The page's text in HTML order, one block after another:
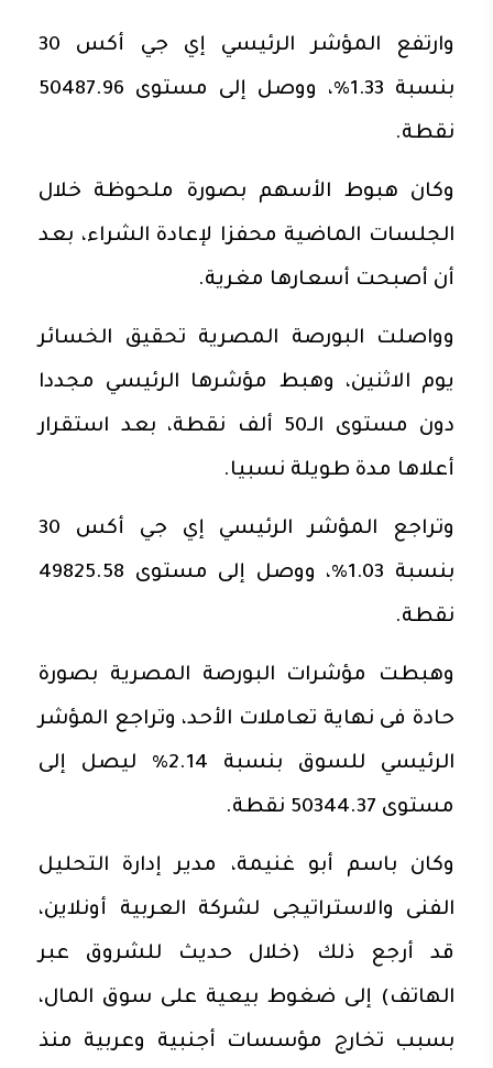
وارتفع المؤشر الرئيسي إي جي أكس 30
بنسبة 1.33%، ووصل إلى مستوى 50487.96
نقطة.
وكان هبوط الأسهم بصورة ملحوظة خلال
الجلسات الماضية محفزا لإعادة الشراء، بعد
أن أصبحت أسعارها مغرية.
وواصلت البورصة المصرية تحقيق الخسائر
يوم الاثنين، وهبط مؤشرها الرئيسي مجددا
دون مستوى الـ50 ألف نقطة، بعد استقرار
أعلاها مدة طويلة نسبيا.
وتراجع المؤشر الرئيسي إي جي أكس 30
بنسبة 1.03%، ووصل إلى مستوى 49825.58
نقطة.
وهبطت مؤشرات البورصة المصرية بصورة
حادة فى نهاية تعاملات الأحد، وتراجع المؤشر
الرئيسي للسوق بنسبة 2.14% ليصل إلى
مستوى 50344.37 نقطة.
وكان باسم أبو غنيمة، مدير إدارة التحليل
الفنى والاستراتيجى لشركة العربية أونلاين،
قد أرجع ذلك (خلال حديث للشروق عبر
الهاتف) إلى ضغوط بيعية على سوق المال،
بسبب تخارج مؤسسات أجنبية وعربية منذ